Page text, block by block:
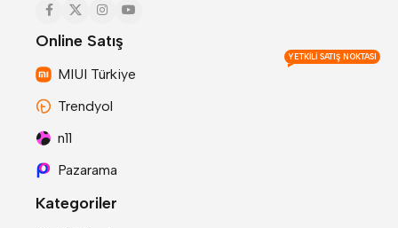
Online Satış
MIUI Türkiye
YETKILI SATIŞ NOKTASI
Trendyol
n11
Pazarama
Kategoriler